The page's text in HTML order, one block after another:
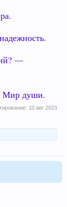
—
Мир души.
10 авг 2023